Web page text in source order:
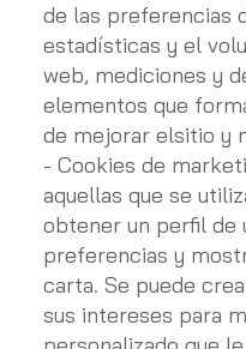
de las preferencias
estadísticas y el
web, mediciones y
elementos que
de mejorar elsitio y
- Cookies de
aquellas que se
obtener un perfil de
preferencias y
carta. Se puede
sus intereses para